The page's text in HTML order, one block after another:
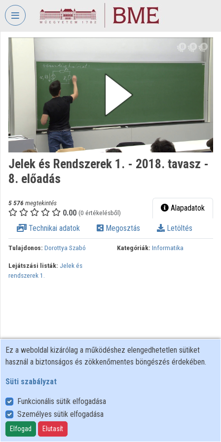
Fejléc kihagyása Menü kihagyása Tartalom kihagyása
VIDEO
BUDAPESTI
MŰSZAKI
ÉS
GAZDASÁGTUDOMÁNYI
EGYETEM
Intézményi kezdőlap
Intézményi felfedezés
Kategóriák
Intézmények
Közreműködők
Jelek és Rendszerek 1. - 2018. tavasz -
8. előadás
5 576 megtekintés
0.00 (0 értékelésből) Alapadatok
Technikai adatok Megosztás Letöltés
Tulajdonos: Dorottya Szabó Kategóriák: Informatika
Lejátszási listák: Jelek és
rendszerek 1.
Felhasználói szabályzat
Adatkezelési tájékoztató
Süti szabályzat
Ez a weboldal kizárólag a működéshez elengedhetetlen sütiket
használ a biztonságos és zökkenőmentes böngészés érdekében.
Süti szabályzat
Funkcionális sütik elfogadása
Személyes sütik elfogadása
Elfogad Elutasít